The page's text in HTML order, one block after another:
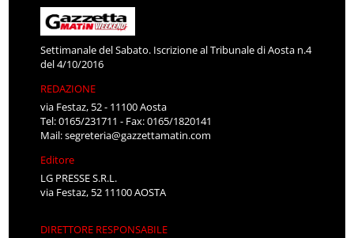
Settimanale del Sabato. Iscrizione al Tribunale di Aosta n.4
del 4/10/2016
REDAZIONE
via Festaz, 52 - 11100 Aosta
Tel: 0165/231711 - Fax: 0165/1820141
Mail:segreteria@gazzettamatin.com
Editore
LG PRESSE S.R.L.
via Festaz, 52 11100 AOSTA
DIRETTORE RESPONSABILE